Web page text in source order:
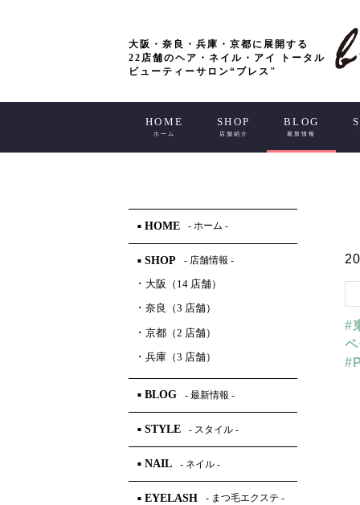
大阪・奈良・兵庫・京都に展開する
22店舗のヘア・ネイル・アイ トータル
ビューティーサロン“ブレス"
HOME
ホーム
SHOP
店舗紹介
BLOG
最新情報
#
■ HOME - ホーム -
■ SHOP - 店舗情報 -
･ 大阪（14 店舗）
･ 奈良（3 店舗）
･ 京都（2 店舗）
･ 兵庫（3 店舗）
■ BLOG - 最新情報 -
■ STYLE - スタイル -
■ NAIL - ネイル -
■ EYELASH - まつ毛エクステ -